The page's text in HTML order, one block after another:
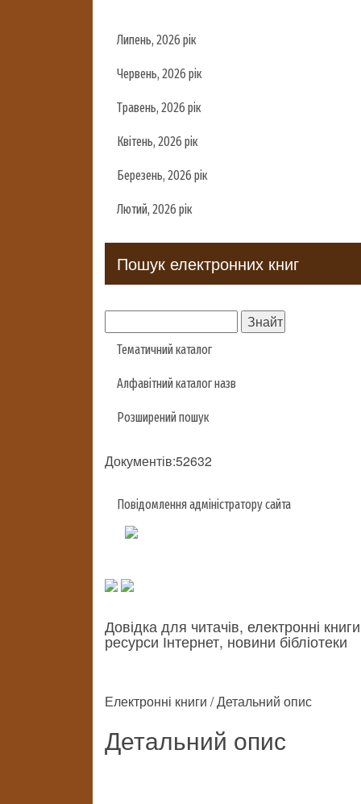
Липень, 2026 рік
Червень, 2026 рік
Травень, 2026 рік
Квітень, 2026 рік
Березень, 2026 рік
Лютий, 2026 рік
Пошук електронних книг
Тематичний каталог
Алфавітний каталог назв
Розширений пошук
Документів:52632
Повідомлення адміністратору сайта
Довідка для читачів, електронні
ресурси Інтернет, новини бібліотеки
Електронні книги / Детальний опис
Детальний опис